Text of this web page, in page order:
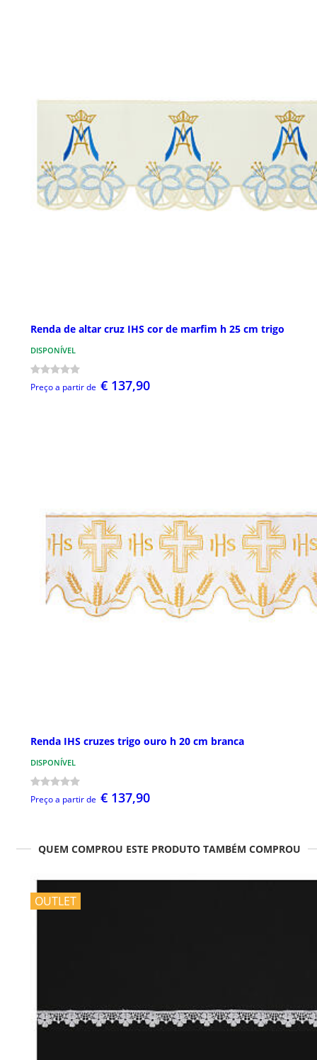
Renda de altar cruz IHS cor de marfim h 25 cm trigo
DISPONÍVEL
Preço a partir de € 137,90
Renda IHS cruzes trigo ouro h 20 cm branca
DISPONÍVEL
Preço a partir de € 137,90
QUEM COMPROU ESTE PRODUTO TAMBÉM COMPROU
OUTLET